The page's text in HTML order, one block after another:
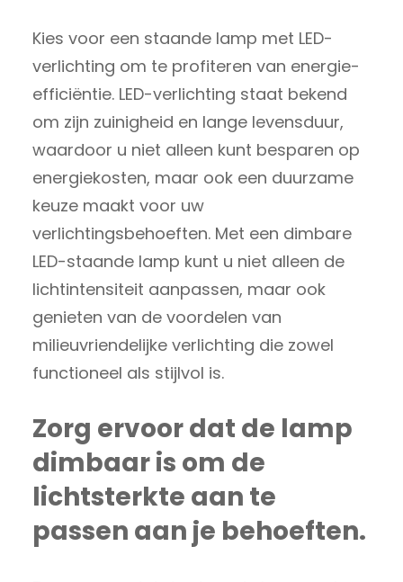
Kies voor een staande lamp met LED-
verlichting om te profiteren van energie-
efficiëntie. LED-verlichting staat bekend
om zijn zuinigheid en lange levensduur,
waardoor u niet alleen kunt besparen op
energiekosten, maar ook een duurzame
keuze maakt voor uw
verlichtingsbehoeften. Met een dimbare
LED-staande lamp kunt u niet alleen de
lichtintensiteit aanpassen, maar ook
genieten van de voordelen van
milieuvriendelijke verlichting die zowel
functioneel als stijlvol is.
Zorg ervoor dat de lamp
dimbaar is om de
lichtsterkte aan te
passen aan je behoeften.